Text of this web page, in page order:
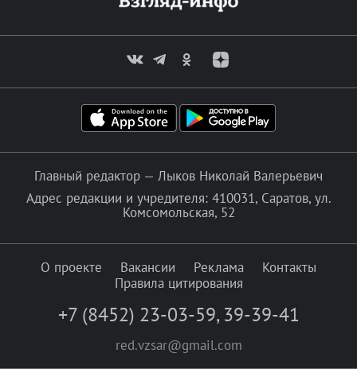
Главный редактор — Лыков Николай Валерьевич
Адрес редакции и учредителя: 410031, Саратов, ул.
Комсомольская, 52
О проекте Вакансии Реклама
Контакты
Правила цитирования
+7 (8452) 23-03-59, 39-39-41
red.vzsar@gmail.com